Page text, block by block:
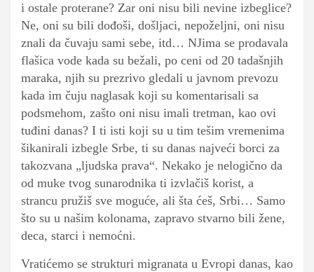
i ostale proterane? Zar oni nisu bili nevine izbeglice?
Ne, oni su bili dođoši, došljaci, nepoželjni, oni nisu
znali da čuvaju sami sebe, itd… NJima se prodavala
flašica vode kada su bežali, po ceni od 20 tadašnjih
maraka, njih su prezrivo gledali u javnom prevozu
kada im čuju naglasak koji su komentarisali sa
podsmehom, zašto oni nisu imali tretman, kao ovi
tuđini danas? I ti isti koji su u tim tešim vremenima
šikanirali izbegle Srbe, ti su danas najveći borci za
takozvana „ljudska prava“. Nekako je nelogično da
od muke tvog sunarodnika ti izvlačiš korist, a
strancu pružiš sve moguće, ali šta ćeš, Srbi… Samo
što su u našim kolonama, zapravo stvarno bili žene,
deca, starci i nemoćni.
Vratićemo se strukturi migranata u Evropi danas, kao